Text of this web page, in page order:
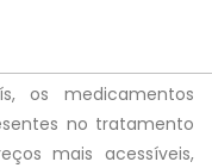
os medicamentos
no tratamento
mais acessíveis,